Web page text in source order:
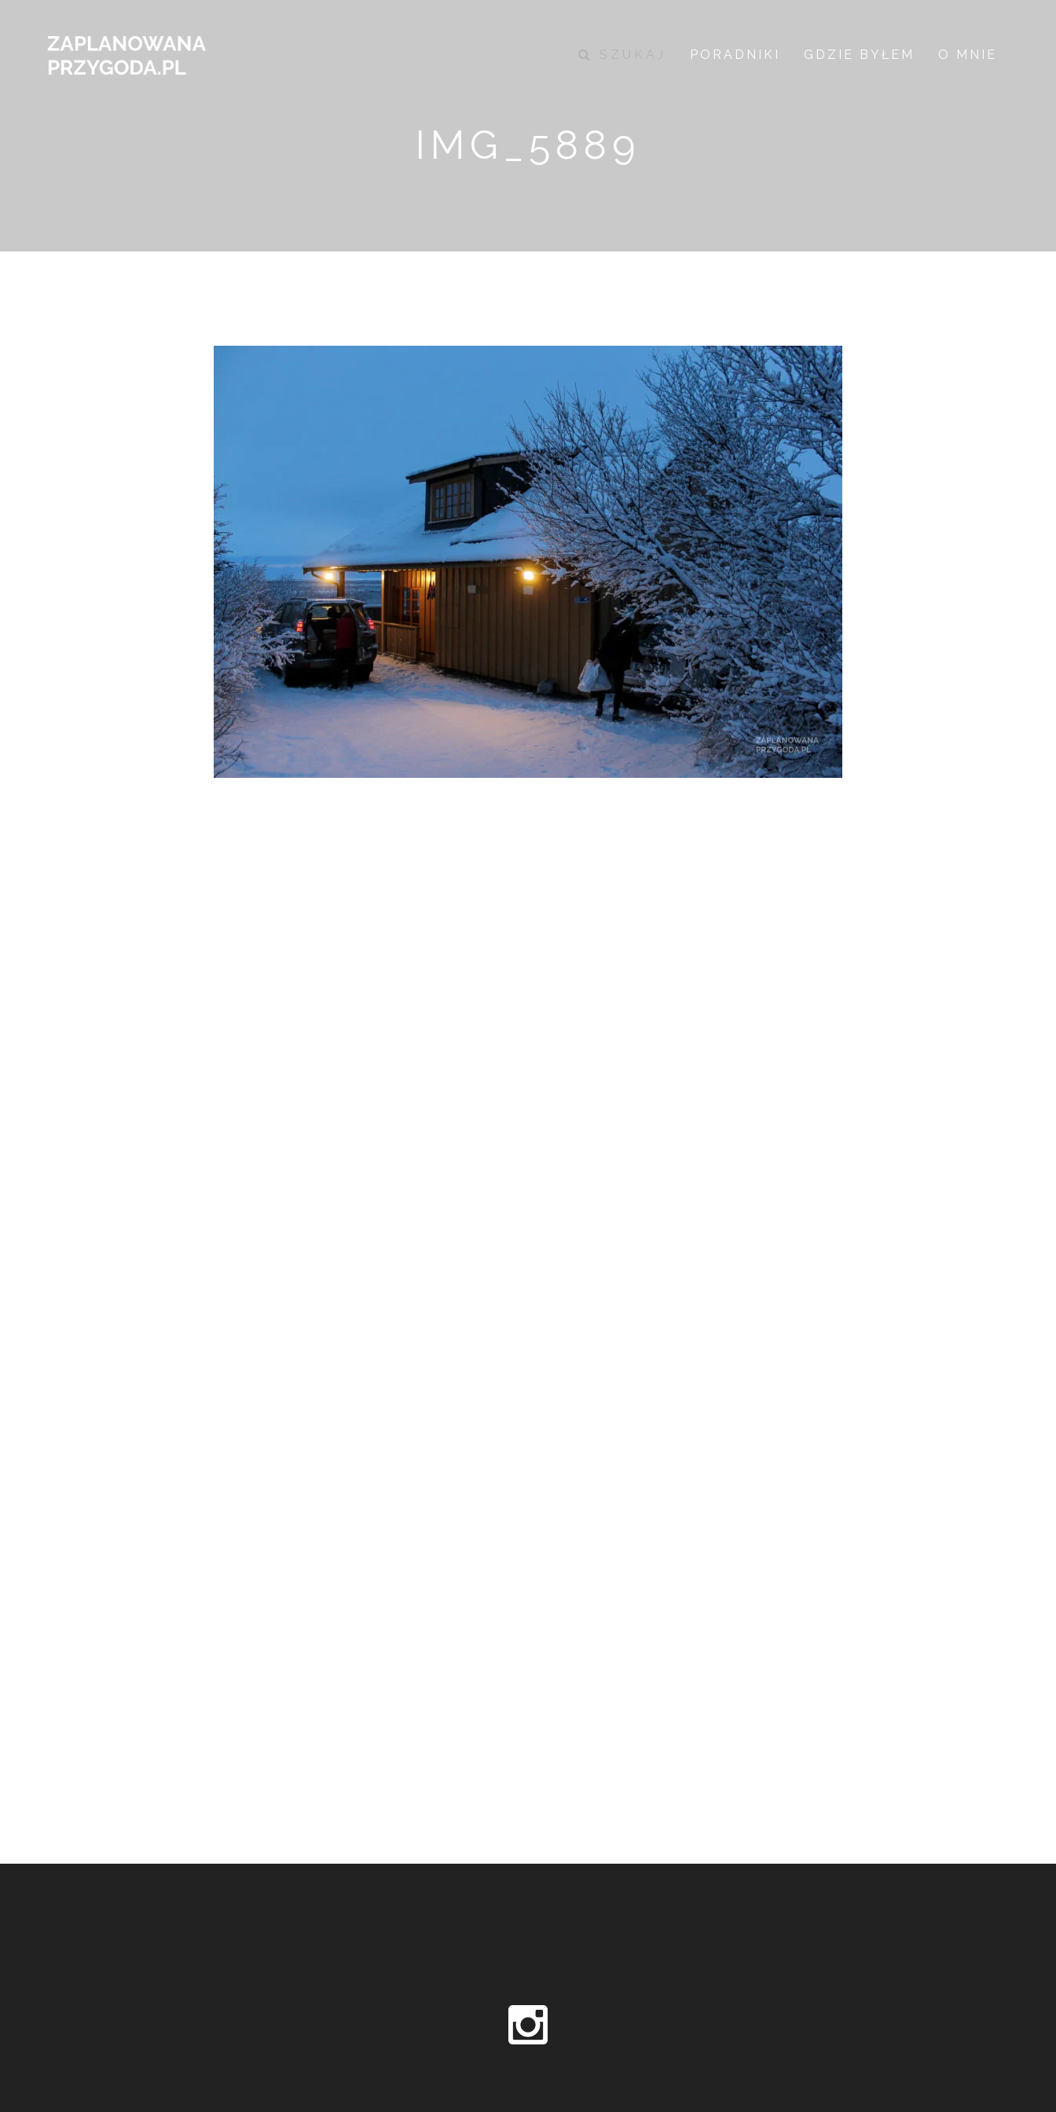
PORADNIKI GDZIE BYŁEM O MNIE
IMG_5889